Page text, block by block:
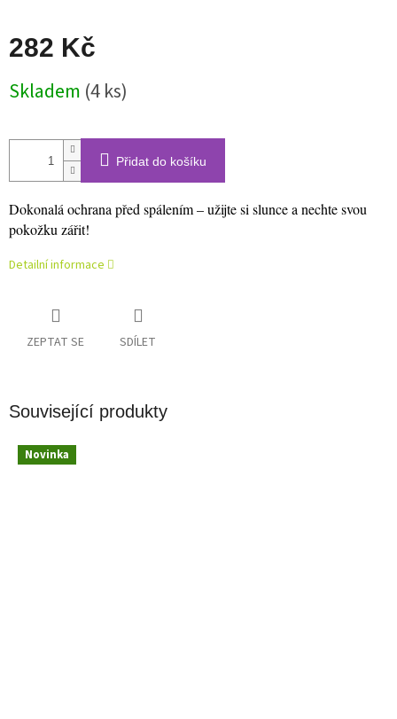
282 Kč
cena:
Skladem (4 ks)
Přidat do košíku
Dokonalá ochrana před spálením – užijte si slunce a nechte svou
pokožku zářit!
Detailní informace
ZEPTAT SE SDÍLET
Související produkty
Novinka